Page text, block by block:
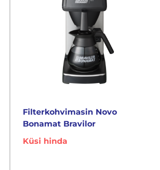
Filterkohvimasin Novo
Bonamat Bravilor
Küsi hinda